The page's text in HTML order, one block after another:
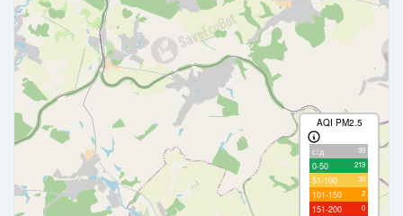
AQI PM2.5
с/д 99
0-50 219
51-100 30
101-150 2
151-200 0